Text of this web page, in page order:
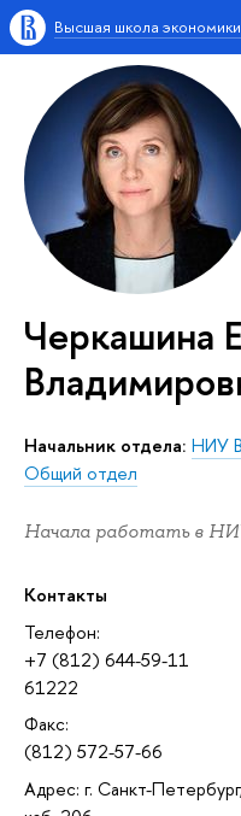
Высшая школа экономики
Черкашина
Начальник отдела: НИУ
Общий отдел
Начала работать в
Контакты
Телефон:
+7 (812) 644-59-11
61222
Факс:
(812) 572-57-66
Адрес: г. Санкт-